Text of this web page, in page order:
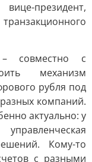
президент,
совместно с
механизм
рубля под
компаний.
актуально: у
Кому-то
с разными